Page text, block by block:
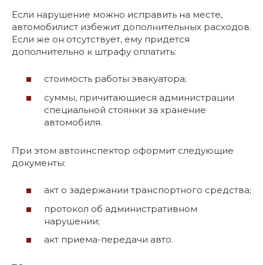
Если нарушение можно исправить на месте,
автомобилист избежит дополнительных расходов.
Если же он отсутствует, ему придется
дополнительно к штрафу оплатить:
стоимость работы эвакуатора;
суммы, причитающиеся администрации
специальной стоянки за хранение
автомобиля.
При этом автоинспектор оформит следующие
документы:
акт о задержании транспортного средства;
протокол об административном
нарушении;
акт приема-передачи авто.